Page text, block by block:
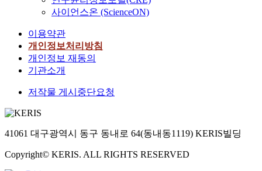
사이언스온 (ScienceON)
이용약관
개인정보처리방침
개인정보 재동의
기관소개
저작물 게시중단요청
41061 대구광역시 동구 동내로 64(동내동1119) KERIS빌딩
Copyright© KERIS. ALL RIGHTS RESERVED